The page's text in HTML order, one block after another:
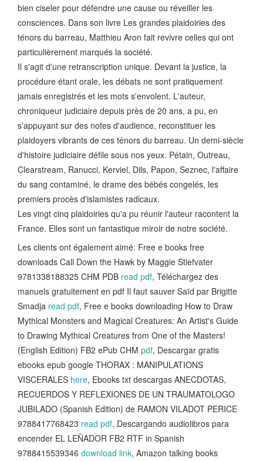
bien ciseler pour défendre une cause ou réveiller les
consciences. Dans son livre Les grandes plaidoiries des
ténors du barreau, Matthieu Aron fait revivre celles qui ont
particulièrement marqués la société.
Il s'agit d'une retranscription unique. Devant la justice, la
procédure étant orale, les débats ne sont pratiquement
jamais enregistrés et les mots s'envolent. L'auteur,
chroniqueur judiciaire depuis près de 20 ans, a pu, en
s'appuyant sur des notes d'audience, reconstituer les
plaidoyers vibrants de ces ténors du barreau. Un demi-siècle
d'histoire judiciaire défile sous nos yeux. Pétain, Outreau,
Clearstream, Ranucci, Kerviel, Dils, Papon, Seznec, l'affaire
du sang contaminé, le drame des bébés congelés, les
premiers procès d'islamistes radicaux.
Les vingt cinq plaidoiries qu'a pu réunir l'auteur racontent la
France. Elles sont un fantastique miroir de notre société.
Les clients ont également aimé: Free e books free
downloads Call Down the Hawk by Maggie Stiefvater
9781338188325 CHM PDB read pdf, Téléchargez des
manuels gratuitement en pdf Il faut sauver Saïd par Brigitte
Smadja read pdf, Free e books downloading How to Draw
Mythical Monsters and Magical Creatures: An Artist's Guide
to Drawing Mythical Creatures from One of the Masters!
(English Edition) FB2 ePub CHM pdf, Descargar gratis
ebooks epub google THORAX : MANIPULATIONS
VISCERALES here, Ebooks txt descargas ANECDOTAS,
RECUERDOS Y REFLEXIONES DE UN TRAUMATOLOGO
JUBILADO (Spanish Edition) de RAMON VILADOT PERICE
9788417768423 read pdf, Descargando audiolibros para
encender EL LEÑADOR FB2 RTF in Spanish
9788415539346 download link, Amazon talking books